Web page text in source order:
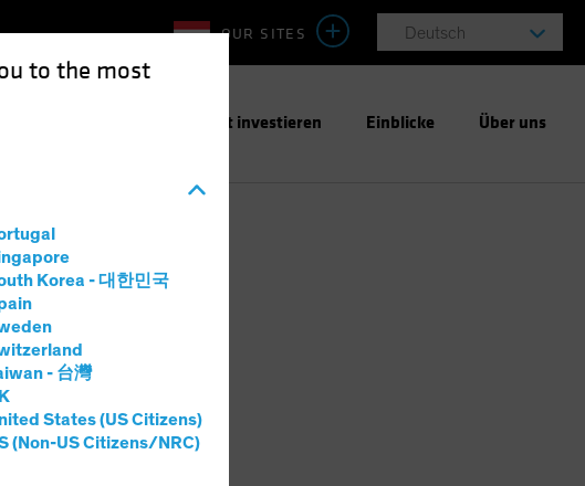
to the most
Korea - 대한민국
- 台灣
States (US Citizens)
(Non-US Citizens/NRC)
Deutsch
OUR SITES
Verantwortungsbewusst investieren Einblicke Über uns